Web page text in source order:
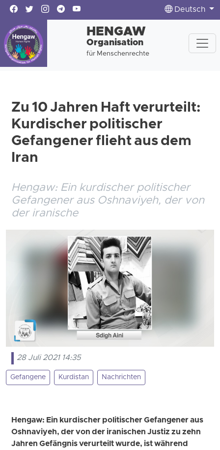
Deutsch
HENGAW
Organisation
für Menschenrechte
Zu 10 Jahren Haft verurteilt:
Kurdischer politischer
Gefangener flieht aus dem
Iran
Hengaw: Ein kurdischer politischer
Gefangener aus Oshnaviyeh, der von
der iranische
28 Juli 2021 14:35
Gefangene Kurdistan Nachrichten
Hengaw: Ein kurdischer politischer Gefangener aus
Oshnaviyeh, der von der iranischen Justiz zu zehn
Jahren Gefängnis verurteilt wurde, ist während